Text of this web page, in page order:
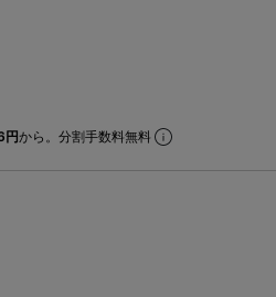
円から。分割手数料無料